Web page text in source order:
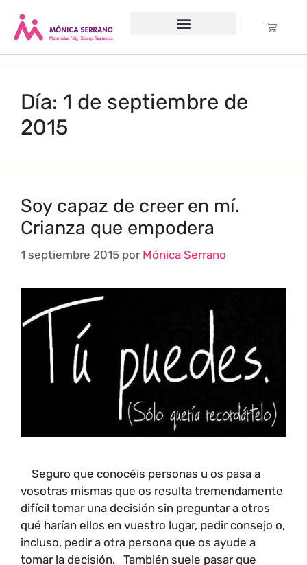
Día: 1 de septiembre de
2015
Soy capaz de creer en mí.
Crianza que empodera
1 septiembre 2015 por Mónica Serrano
Seguro que conocéis personas u os pasa a
vosotras mismas que os resulta tremendamente
difícil tomar una decisión sin preguntar a otros
qué harían ellos en vuestro lugar, pedir consejo o,
incluso, pedir a otra persona que os ayude a
tomar la decisión. También suele pasar que